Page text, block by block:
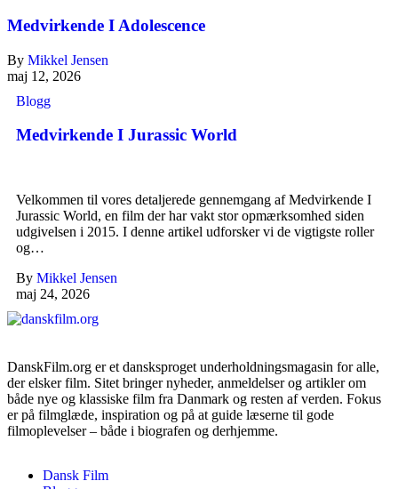
Blogg
Medvirkende I Jurassic World
Velkommen til vores detaljerede gennemgang af Medvirkende I
Jurassic World, en film der har vakt stor opmærksomhed siden
udgivelsen i 2015. I denne artikel udforsker vi de vigtigste roller
og…
By Mikkel Jensen
maj 24, 2026
Medvirkende I Adolescence
By Mikkel Jensen
maj 12, 2026
DanskFilm.org er et dansksproget underholdningsmagasin for alle,
der elsker film. Sitet bringer nyheder, anmeldelser og artikler om
både nye og klassiske film fra Danmark og resten af verden. Fokus
er på filmglæde, inspiration og på at guide læserne til gode
filmoplevelser – både i biografen og derhjemme.
Dansk Film